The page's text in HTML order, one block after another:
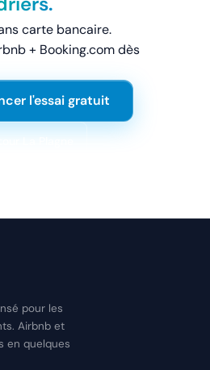
carte bancaire.
+ Booking.com dès
l'essai gratuit
pour les
Airbnb et
en quelques